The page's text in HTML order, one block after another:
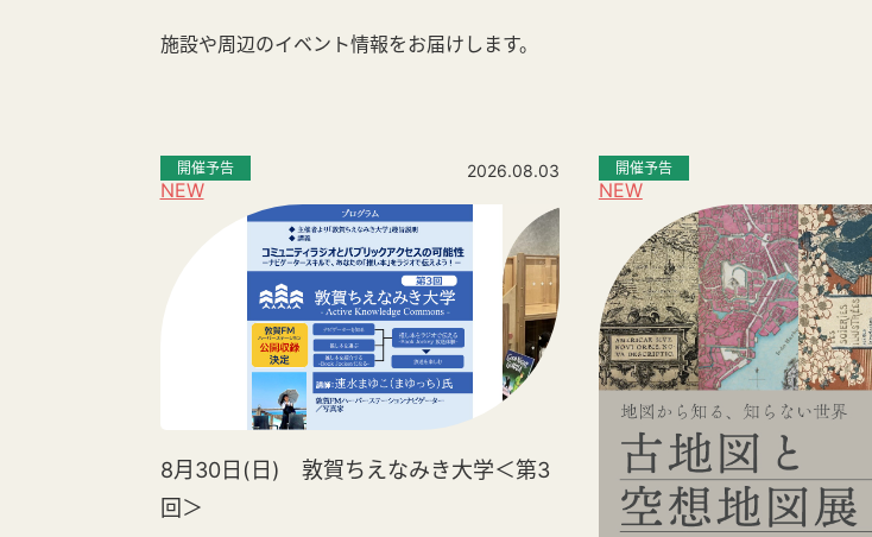
施設や周辺のイベント情報をお届けします。
NEW
開催予告 2026.08.03
8月30日(日) 敦賀ちえなみき大学＜第3
回＞
NEW
開催予告